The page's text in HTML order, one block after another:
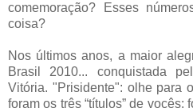
comemoração? Esses
coisa?
Nos últimos anos, a maior
Brasil 2010... conquistada
Vitória. "Prisidente": olhe para
foram os três “títulos” de vocês: